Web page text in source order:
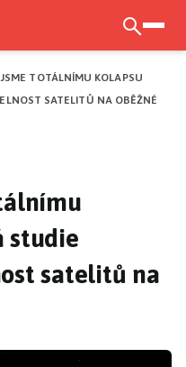
TOTÁLNÍMU KOLAPSU
SATELITŮ NA OBĚŽNÉ
studie
satelitů na